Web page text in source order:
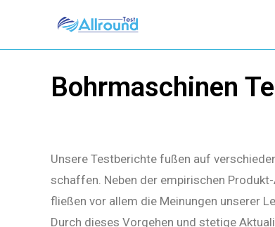
Bohrmaschinen
Unsere Testberichte fußen auf
schaffen. Neben der empirischen
fließen vor allem die Meinungen unserer
Durch dieses Vorgehen und stetige